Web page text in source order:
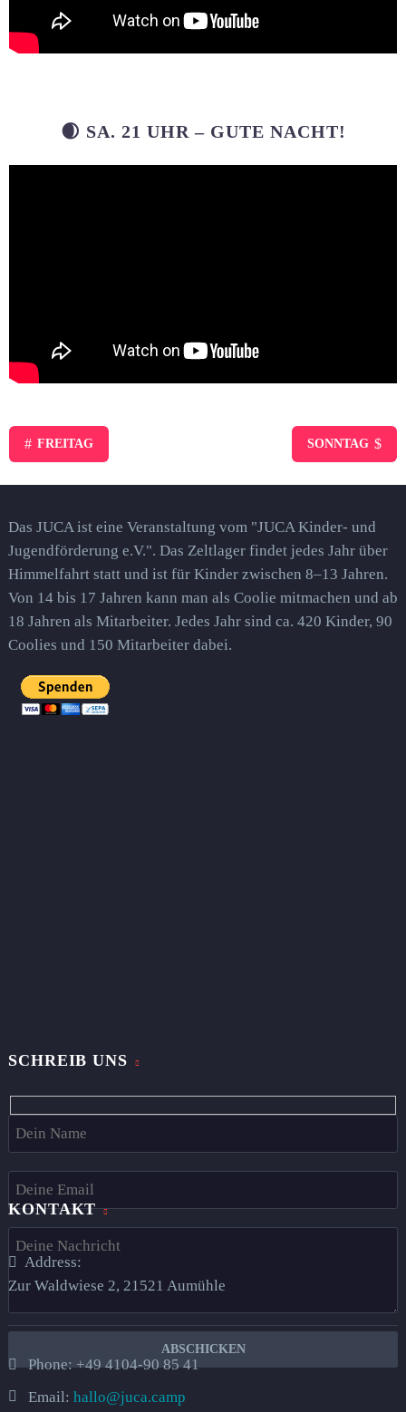
🌒 SA. 21 UHR – GUTE NACHT!
# FREITAG SONNTAG $
Das JUCA ist eine Veranstaltung vom "JUCA Kinder- und
Jugendförderung e.V.". Das Zeltlager findet jedes Jahr über
Himmelfahrt statt und ist für Kinder zwischen 8–13 Jahren.
Von 14 bis 17 Jahren kann man als Coolie mitmachen und ab
18 Jahren als Mitarbeiter. Jedes Jahr sind ca. 420 Kinder, 90
Coolies und 150 Mitarbeiter dabei.
SCHREIB UNS
Hidden
fields
KONTAKT
Address:
Zur Waldwiese 2, 21521 Aumühle​
Phone:+49 4104-90 85 41
Email: hallo@juca.camp